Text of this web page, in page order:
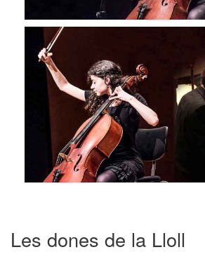
Les dones de la Lloll